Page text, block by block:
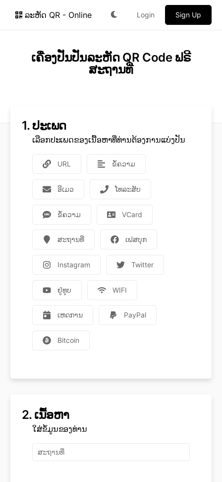
ລະຫັດ QR - Online Login Sign Up
ເຄື່ອງປັ່ນປັ່ນລະຫັດ QR Code ຟຣີ
ສະຖານທີ່
1.ປະເພດ
ເລືອກປະເພດຂອງເນື້ອຫາທີ່ທ່ານຕ້ອງການແບ່ງປັນ
URL ຂໍ້​ຄວາມ
ອີເມວ ໂທລະສັບ
ຂໍ້​ຄວາມ VCard
ສະຖານທີ່ ເຟສບຸກ
Instagram Twitter
ຢູ່ທູບ WIFI
ເຫດການ PayPal
Bitcoin
2. ເນື້ອຫາ
ໃສ່ຂໍ້ມູນຂອງທ່ານ